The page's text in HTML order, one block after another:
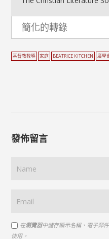
簡化的轉錄
基督教教導 家庭 BEATRICE KITCHEN 廣學
發佈留言
在瀏覽器中儲存顯示名稱、電子郵
使用。